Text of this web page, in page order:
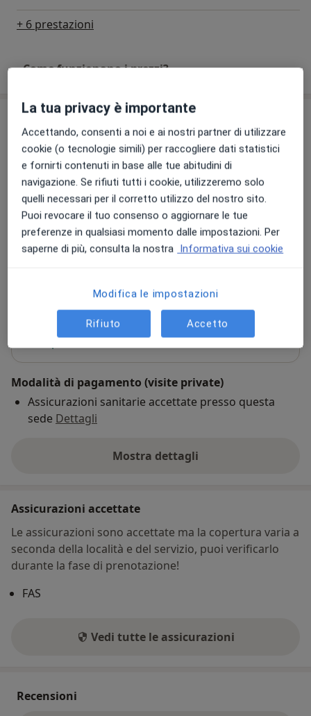
+ 6 prestazioni
Come funzionano i prezzi?
Indirizzi (2)
Indirizzo 1 Indirizzo 2
Gineco Campo
Via di Villa Maggiorani 20, Roma00168
Questo dottore non offre prenotazioni online a
questo indirizzo
Cosa posso fare adesso?
Modalità di pagamento (visite private)
Assicurazioni sanitarie accettate presso questa
sede Dettagli
Mostra dettagli
sull'indirizzo
Assicurazioni accettate
Le assicurazioni sono accettate ma la copertura varia a
seconda della località e del servizio, puoi verificarlo
durante la fase di prenotazione!
FAS
Vedi tutte le assicurazioni
Recensioni
La tua privacy è importante
Accettando, consenti a noi e ai nostri partner di utilizzare
cookie (o tecnologie simili) per raccogliere dati statistici
e fornirti contenuti in base alle tue abitudini di
navigazione. Se rifiuti tutti i cookie, utilizzeremo solo
quelli necessari per il corretto utilizzo del nostro sito.
Puoi revocare il tuo consenso o aggiornare le tue
preferenze in qualsiasi momento dalle impostazioni. Per
saperne di più, consulta la nostra Informativa sui cookie
Modifica le impostazioni
Rifiuto Accetto